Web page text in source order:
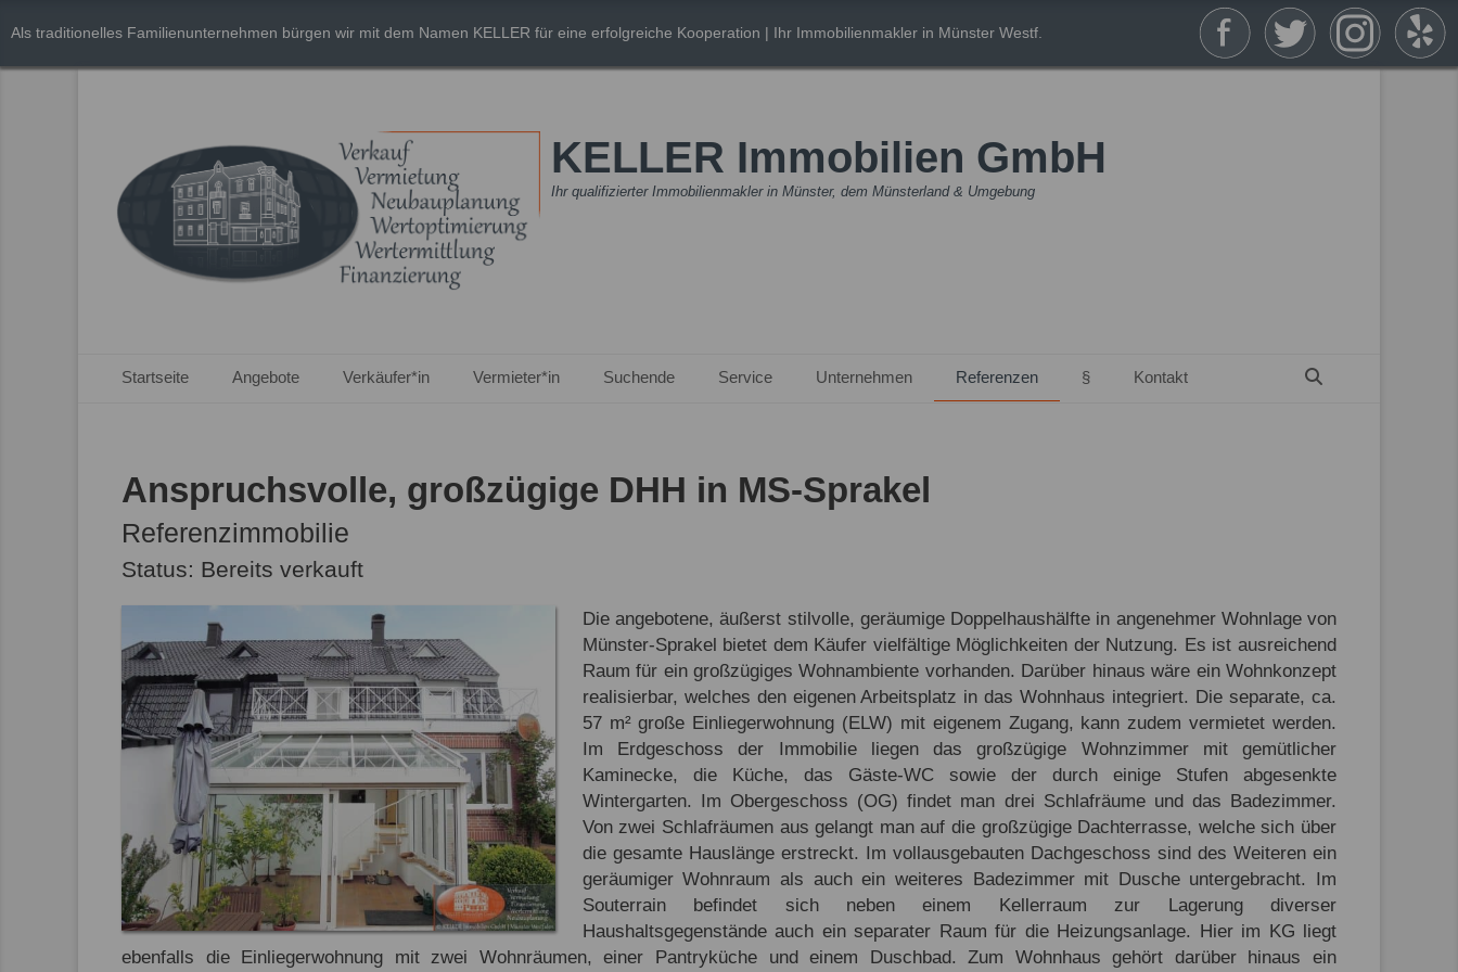
Als traditionelles Familienunternehmen bürgen wir mit dem Namen KELLER für eine erfolgreiche Kooperation | Ihr Immobilienmakler in Münster Westf.
KELLER Immobilien GmbH
Ihr qualifizierter Immobilienmakler in Münster, dem Münsterland & Umgebung
Primäres Menü
Inhalt
Startseite Angebote Verkäufer*in Vermieter*in Suchende Service Unternehmen Referenzen § Kontakt
Anspruchsvolle, großzügige DHH in MS-Sprakel
Referenzimmobilie
Status: Bereits verkauft
Die angebotene, äußerst stilvolle, geräumige Doppelhaushälfte in angenehmer Wohnlage von
Münster-Sprakel bietet dem Käufer vielfältige Möglichkeiten der Nutzung. Es ist ausreichend
Raum für ein großzügiges Wohnambiente vorhanden. Darüber hinaus wäre ein Wohnkonzept
realisierbar, welches den eigenen Arbeitsplatz in das Wohnhaus integriert. Die separate, ca.
57 m² große Einliegerwohnung (ELW) mit eigenem Zugang, kann zudem vermietet werden.
Im Erdgeschoss der Immobilie liegen das großzügige Wohnzimmer mit gemütlicher
Kaminecke, die Küche, das Gäste-WC sowie der durch einige Stufen abgesenkte
Wintergarten. Im Obergeschoss (OG) findet man drei Schlafräume und das Badezimmer.
Von zwei Schlafräumen aus gelangt man auf die großzügige Dachterrasse, welche sich über
die gesamte Hauslänge erstreckt. Im vollausgebauten Dachgeschoss sind des Weiteren ein
geräumiger Wohnraum als auch ein weiteres Badezimmer mit Dusche untergebracht. Im
Souterrain befindet sich neben einem Kellerraum zur Lagerung diverser
Haushaltsgegenstände auch ein separater Raum für die Heizungsanlage. Hier im KG liegt
ebenfalls die Einliegerwohnung mit zwei Wohnräumen, einer Pantryküche und einem Duschbad. Zum Wohnhaus gehört darüber hinaus ein